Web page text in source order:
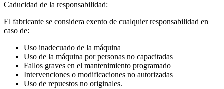
Caducidad de la responsabilidad:
El fabricante se considera exento de cualquier responsabilidad en
caso de:
Uso inadecuado de la máquina
Uso de la máquina por personas no capacitadas
Fallos graves en el mantenimiento programado
Intervenciones o modificaciones no autorizadas
Uso de repuestos no originales.